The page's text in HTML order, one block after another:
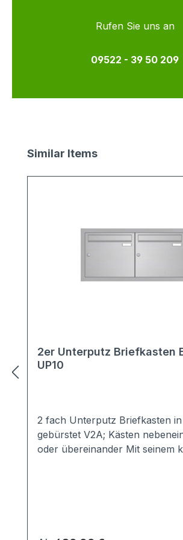
Rufen Sie uns an
09522 - 39 50 209
Produktgalerie überspringen
Similar Items
2er Unterputz Briefkasten
UP10
2 fach Unterputz Briefkasten in
gebürstet V2A; Kästen
oder übereinander Mit seinem
Briefkasten UP21 ist